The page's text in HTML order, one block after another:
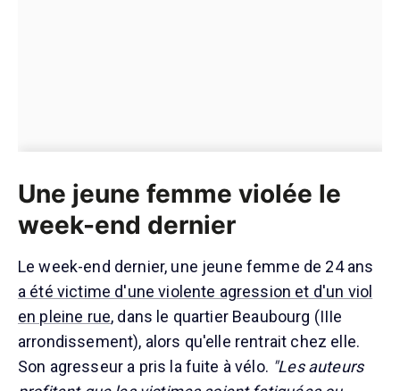
Une jeune femme violée le
week-end dernier
Le week-end dernier, une jeune femme de 24 ans
a été victime d'une violente agression et d'un viol
en pleine rue, dans le quartier Beaubourg (IIIe
arrondissement), alors qu'elle rentrait chez elle.
Son agresseur a pris la fuite à vélo. "Les auteurs